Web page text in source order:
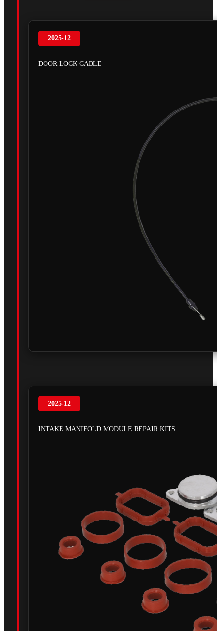
2025-12
DOOR LOCK CABLE
2025-12
INTAKE MANIFOLD MODULE REPAIR KITS